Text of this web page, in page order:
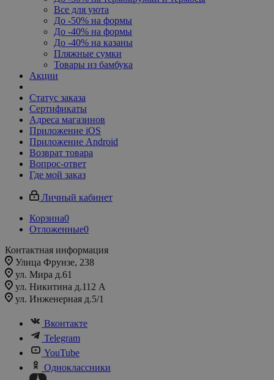
Все для уюта
До -50% на формы
До -40% на формы
До -40% на казаны
Пляжные сумки
Товары из бамбука
Акции
Статус заказа
Сертификаты
Адреса магазинов
Приложение iOS
Приложение Android
Возврат товара
Вопрос-ответ
Где мой заказ
Личный кабинет
Корзина0
Отложенные0
Контактная информация
Улица Фрунзе, 238​
ул. Мира д.61
ул. Никитина д.112 А
ул. Инженерная д.5/1
Вконтакте
Telegram
YouTube
Одноклассники